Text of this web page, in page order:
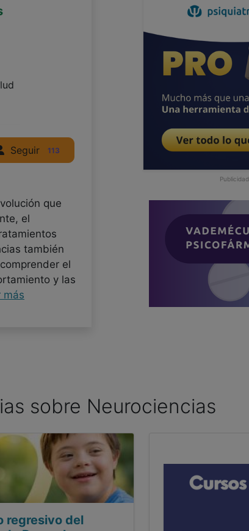
Seguir 113
que
el
también
el
y las
más
Publicidad
sobre Neurociencias
regresivo del